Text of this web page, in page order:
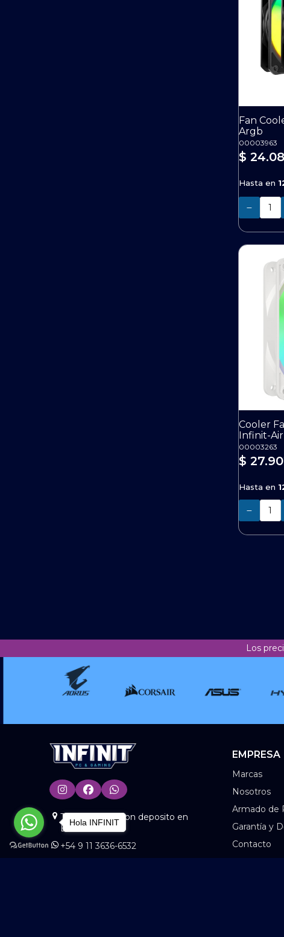
Fan
Argb
00003963
$
Hasta en
Cooler
Infinit-
00003263
$
Hasta en
Los
Tienda Online con deposito en
BS.AS
+54 9 11 3636-6532
EMPRESA
Marcas
Nosotros
Armado de
Garantía y
Contacto
Hola INFINIT